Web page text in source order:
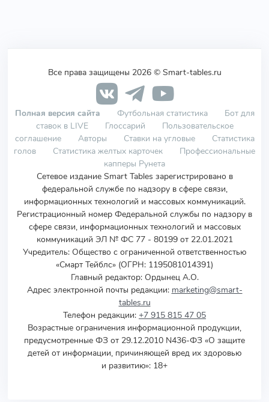
Все права защищены 2026 © Smart-tables.ru
Полная версия сайта Футбольная статистика
Бот для
ставок в LIVE
Глоссарий
Пользовательское
соглашение
Авторы Ставки на угловые
Статистика
голов
Статистика желтых карточек
Профессиональные
капперы Рунета
Сетевое издание Smart Tables зарегистрировано в
федеральной службе по надзору в сфере связи,
информационных технологий и массовых коммуникаций.
Регистрационный номер Федеральной службы по надзору в
сфере связи, информационных технологий и массовых
коммуникаций ЭЛ № ФС 77 - 80199 от 22.01.2021
Учредитель: Общество с ограниченной ответственностью
«Смарт Тейблс» (ОГРН: 1195081014391)
Главный редактор: Ордынец А.О.
Адрес электронной почты редакции: marketing@smart-
tables.ru
Телефон редакции: +7 915 815 47 05
Возрастные ограничения информационной продукции,
предусмотренные ФЗ от 29.12.2010 N436-ФЗ «О защите
детей от информации, причиняющей вред их здоровью
и развитию»: 18+